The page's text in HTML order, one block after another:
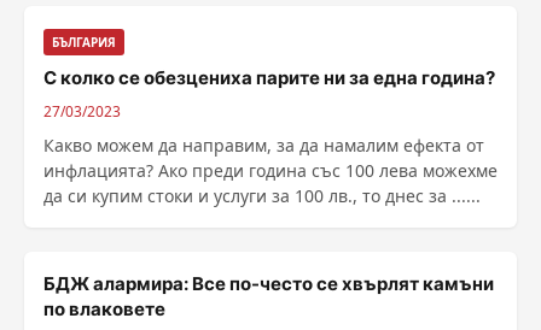
БЪЛГАРИЯ
С колко се обезцениха парите ни за една година?
27/03/2023
Какво можем да направим, за да намалим ефекта от
инфлацията? Ако преди година със 100 лева можехме
да си купим стоки и услуги за 100 лв., то днес за ......
БДЖ алармира: Все по-често се хвърлят камъни
по влаковете